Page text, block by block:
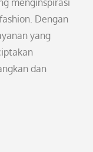
menginspirasi
Dengan
yang
dan